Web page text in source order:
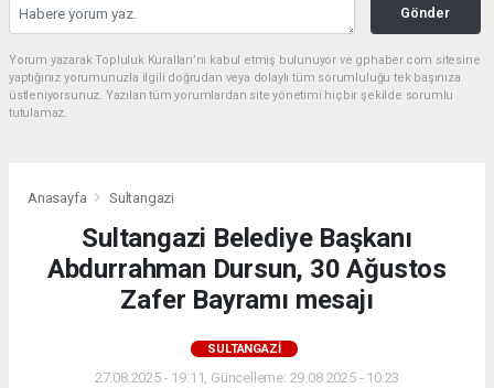
Gönder
Yorum yazarak Topluluk Kuralları’nı kabul etmiş bulunuyor ve gphaber.com sitesine
yaptığınız yorumunuzla ilgili doğrudan veya dolaylı tüm sorumluluğu tek başınıza
üstleniyorsunuz. Yazılan tüm yorumlardan site yönetimi hiçbir şekilde sorumlu
tutulamaz.
Anasayfa Sultangazi
Sultangazi Belediye Başkanı
Abdurrahman Dursun, 30 Ağustos
Zafer Bayramı mesajı
SULTANGAZI
27.08.2025 - 19:11, Güncelleme: 29.08.2025 - 10:23